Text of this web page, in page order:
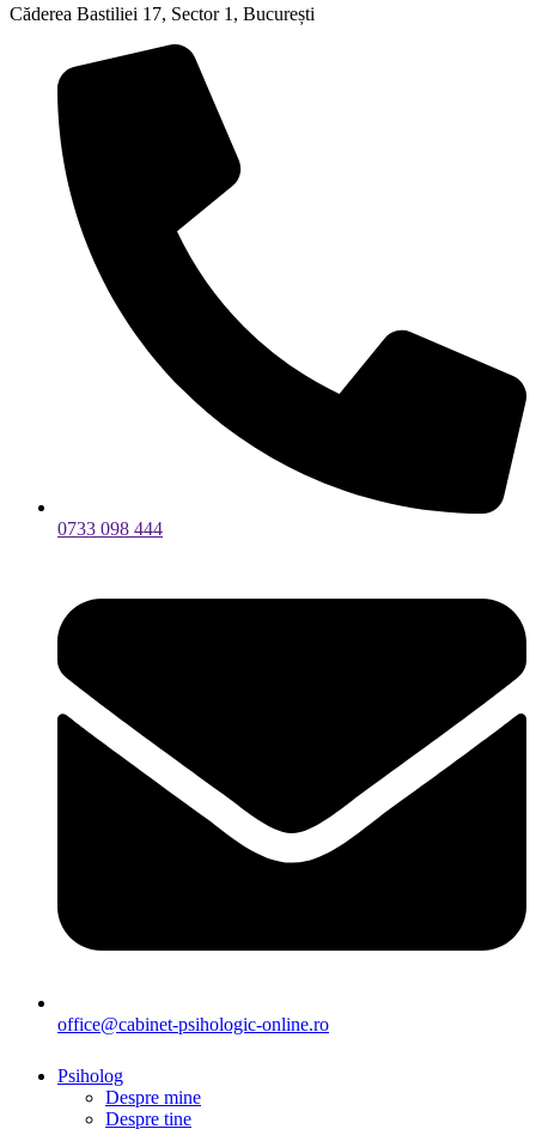
Căderea Bastiliei 17, Sector 1, București
0733 098 444
office@cabinet-psihologic-online.ro
Psiholog
Despre mine
Despre tine